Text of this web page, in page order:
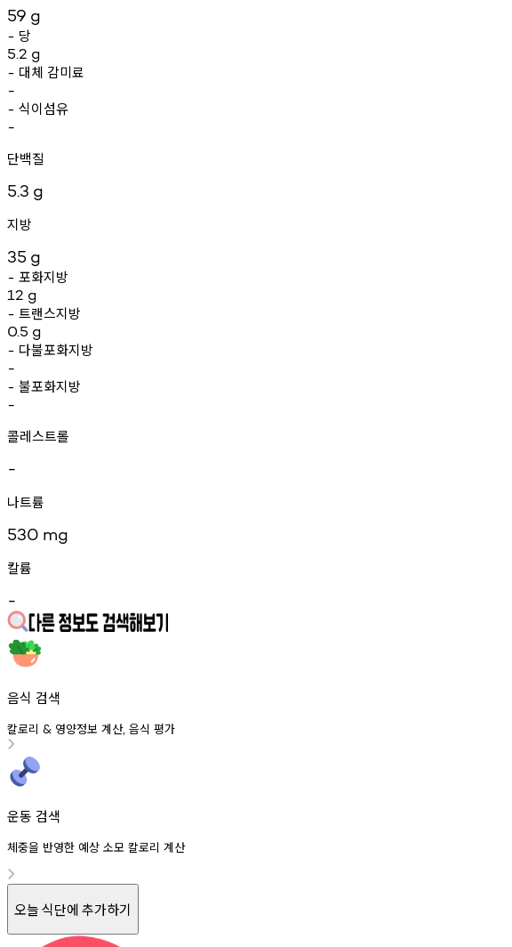
59 g
- 당
5.2 g
- 대체 감미료
-
- 식이섬유
-
단백질
5.3 g
지방
35 g
- 포화지방
12 g
- 트랜스지방
0.5 g
- 다불포화지방
-
- 불포화지방
-
콜레스트롤
-
나트륨
530 mg
칼륨
-
음식 검색
칼로리 & 영양정보 계산, 음식 평가
운동 검색
체중을 반영한 예상 소모 칼로리 계산
오늘 식단에 추가하기